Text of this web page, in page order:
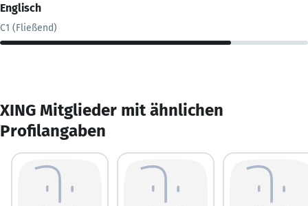
Englisch
C1 (Fließend)
XING Mitglieder mit ähnlichen
Profilangaben